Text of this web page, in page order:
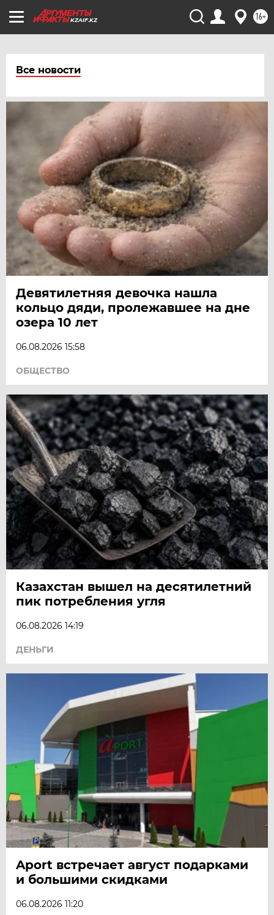
KZAIF.KZ 16+
Все новости
Девятилетняя девочка нашла
кольцо дяди, пролежавшее на дне
озера 10 лет
06.08.2026 15:58
ОБЩЕСТВО
Казахстан вышел на десятилетний
пик потребления угля
06.08.2026 14:19
ДЕНЬГИ
Aport встречает август подарками
и большими скидками
06.08.2026 11:20